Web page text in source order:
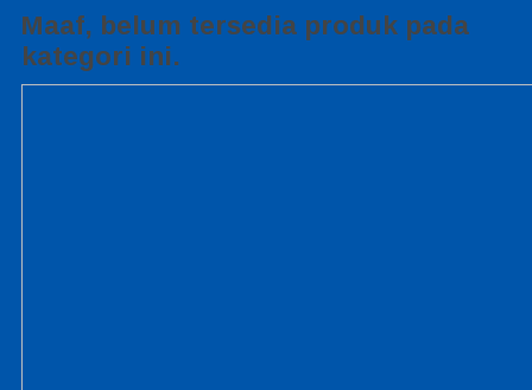
Maaf, belum tersedia produk pada
kategori ini.